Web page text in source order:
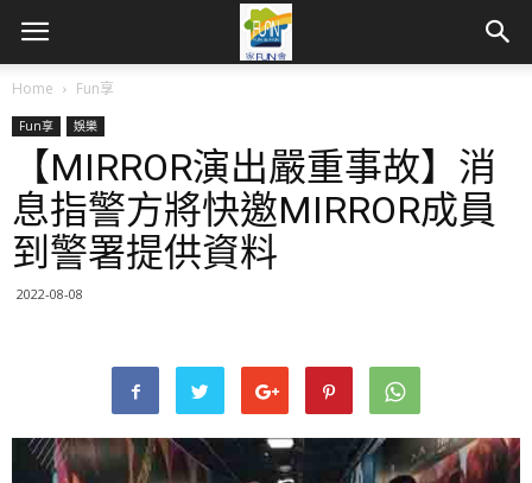
Home Fun享
Fun享 娛樂
【MIRROR演出嚴重事故】消
息指警方將快邀MIRROR成員
到警署提供資料
2022-08-08